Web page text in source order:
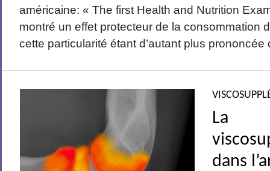
américaine: « The first Health and Nutrition
montré un effet protecteur de la consommation
cette particularité étant d’autant plus prononcée
La
dans